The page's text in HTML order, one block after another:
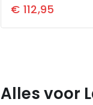
€ 112,95
Alles voor